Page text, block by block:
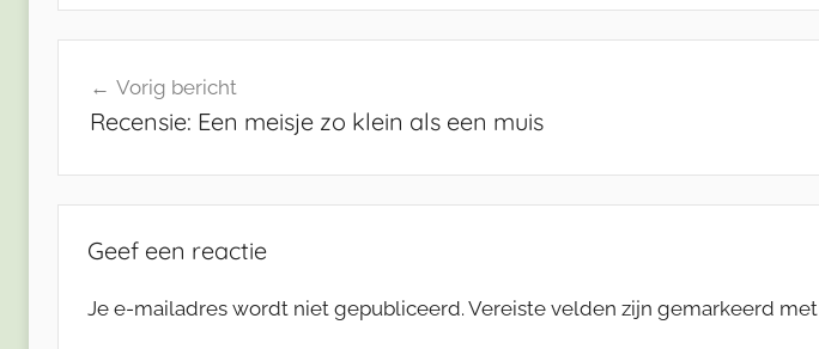
navigatie
Vorig bericht
Recensie: Een meisje zo klein als een muis
Geef een reactie
Je e-mailadres wordt niet gepubliceerd. Vereiste velden zijn gemarkeerd met